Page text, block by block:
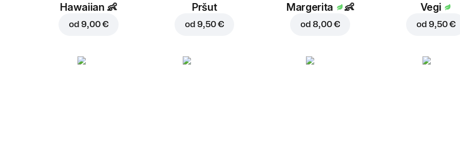
Hawaiian 👶
od 9,00 €
Pršut
od 9,50 €
Margerita 👶
od 8,00 €
Vegi
od 9,50 €